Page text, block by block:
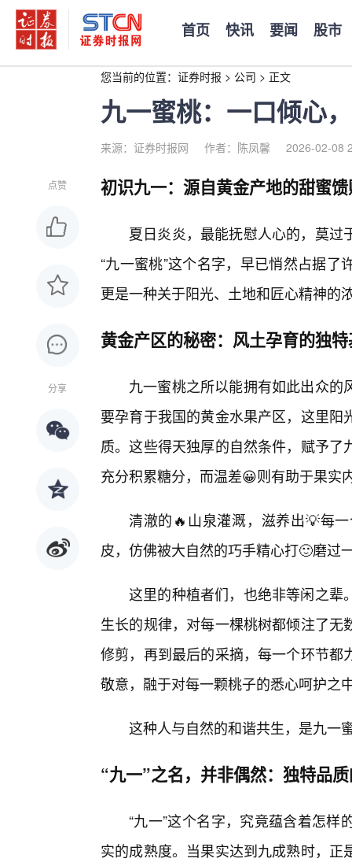
首页 快讯 要闻 股市
您当前的位置： 证券时报 > 公司 > 正文
九一蜜桃：一口倾心
来源：证券时报网 作者：陈凤馨 2026-02-08
点赞
分享
初识九一：源自黄金产地的甜蜜
夏日炎炎，最能抚慰人心的，莫
“九一蜜桃”这个名字，早已悄然占据
更是一种关于阳光、土地和匠心精神的
黄金产区的秘密：风土孕育的独
九一蜜桃之所以能拥有如此出众
要孕育于我国的黄金水果产区，这里
质。这些得天独厚的自然条件，赋予
充分积累糖分，而温差😀则有助于果实
清澈的🔥山泉灌溉，滋养出💡每
皮，仿佛被大自然的巧手精心打🙂磨过
这里的种植者们，也绝非等闲之辈
生长的规律，对每一棵桃树都倾注了
修剪，再到最后的采摘，每一个环节
敬意，融于对每一颗桃子的悉心呵护之
这种人与自然的和谐共生，是九一
“九一”之名，并非偶然：独特品
“九一”这个名字，究竟蕴含着怎
实的成熟度。当果实达到九成熟时，